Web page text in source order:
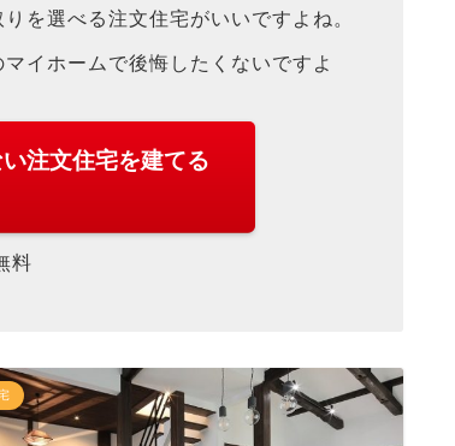
を選べる注文住宅がいいですよね。
マイホームで後悔したくないですよ
注文住宅を建てる
料